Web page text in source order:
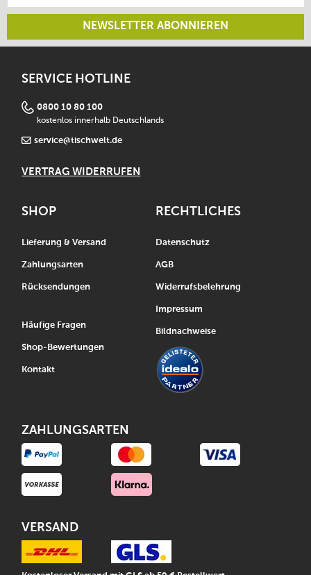
NEWSLETTER ABONNIEREN
SERVICE HOTLINE
0800 10 80 100
kostenlos innerhalb Deutschlands
service@tischwelt.de
VERTRAG WIDERRUFEN
SHOP
Lieferung & Versand
Zahlungsarten
Rücksendungen
Häufige Fragen
Shop-Bewertungen
Kontakt
RECHTLICHES
Datenschutz
AGB
Widerrufsbelehrung
Impressum
Bildnachweise
ZAHLUNGSARTEN
VERSAND